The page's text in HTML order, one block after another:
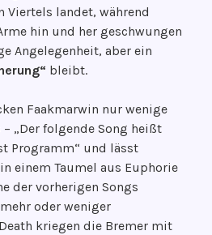
Viertels landet, während
hin und her geschwungen
Angelegenheit, aber ein
bleibt.
Faakmarwin nur wenige
„Der folgende Song heißt
Programm“ und lässt
einem Taumel aus Euphorie
der vorherigen Songs
oder weniger
kriegen die Bremer mit